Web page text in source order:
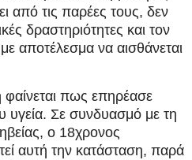
από τις παρέες τους, δεν
δραστηριότητες και τον
αποτέλεσμα να αισθάνεται
πως επηρέασε
υγεία. Σε συνδυασμό με τη
ο 18χρονος
αυτή την κατάσταση, παρά